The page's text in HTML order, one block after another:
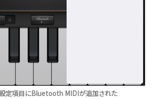
定項目にBluetooth MIDIが追加された